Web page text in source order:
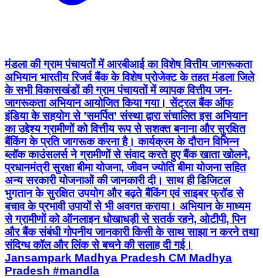
मंडला की ग्राम पंचायतों में आरबीआई का विशेष वित्तीय जागरूकता
अभियान भारतीय रिजर्व बैंक के विशेष प्रोजेक्ट के तहत मंडला जिले
के सभी विकासखंडों की ग्राम पंचायतों में व्यापक वित्तीय जन-
जागरूकता अभियान आयोजित किया गया। सेंट्रल बैंक ऑफ
इंडिया के सहयोग से ’समर्पित’ संस्था द्वारा संचालित इस अभियान
का उद्देश्य ग्रामीणों को वित्तीय रूप से सशक्त बनाना और सुरक्षित
बैंकिंग के प्रति जागरूक करना है। कार्यक्रम के दौरान विभिन्न
ब्लॉक काउंसलर्स ने ग्रामीणों से संवाद करते हुए बैंक खाता खोलने,
प्रधानमंत्री सुरक्षा बीमा योजना, जीवन ज्योति बीमा योजना सहित
अन्य सरकारी योजनाओं की जानकारी दी। साथ ही डिजिटल
भुगतान के सुरक्षित उपयोग और बढ़ते बैंकिंग एवं साइबर फ्रॉड से
बचाव के प्रभावी उपायों से भी अवगत कराया। अभियान के माध्यम
से ग्रामीणों को ऑनलाइन धोखाधड़ी से सतर्क रहने, ओटीपी, पिन
और बैंक संबंधी गोपनीय जानकारी किसी के साथ साझा न करने तथा
संदिग्ध कॉल और लिंक से बचने की सलाह दी गई।
Jansampark Madhya Pradesh CM Madhya
Pradesh #mandla